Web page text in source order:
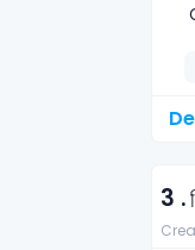
3 .